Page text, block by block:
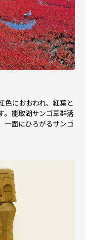
色におおわれ、紅葉と
。能取湖サンゴ草群落
一面にひろがるサンゴ